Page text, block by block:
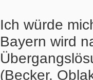
Ich würde
Bayern wird
(Becker,